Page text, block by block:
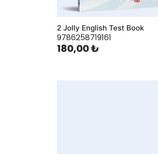
2 Jolly English Test Book
9786258719161
180,00 ₺